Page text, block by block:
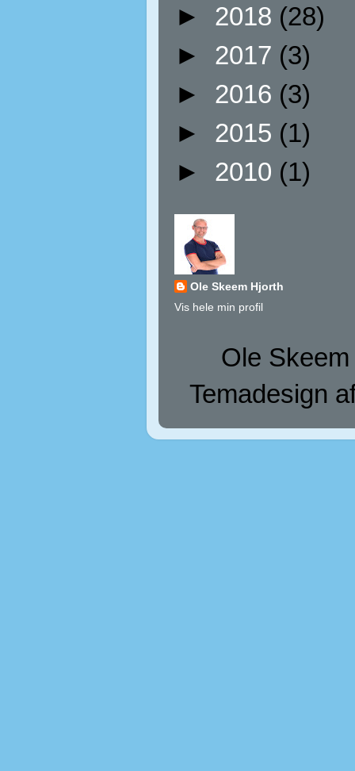
► 2018 (28)
► 2017 (3)
► 2016 (3)
► 2015 (1)
► 2010 (1)
Ole Skeem Hjorth
Vis hele min profil
Ole
Temadesign